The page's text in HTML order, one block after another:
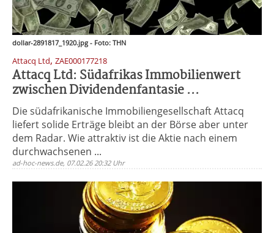
dollar-2891817_1920.jpg - Foto: THN
Attacq Ltd, ZAE000177218
Attacq Ltd: Südafrikas Immobilienwert
zwischen Dividendenfantasie ...
Die südafrikanische Immobiliengesellschaft Attacq
liefert solide Erträge bleibt an der Börse aber unter
dem Radar. Wie attraktiv ist die Aktie nach einem
durchwachsenen ...
ad-hoc-news.de, 07.02.26 20:32 Uhr